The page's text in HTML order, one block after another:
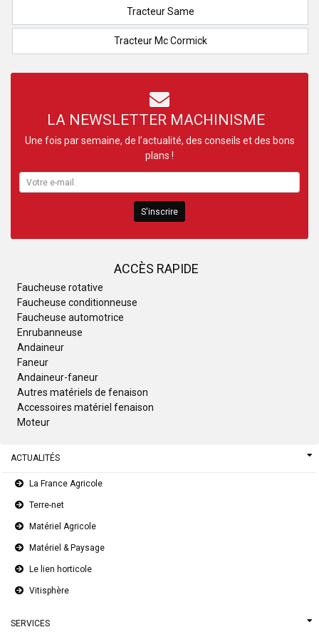
ACCÈS RAPIDE
Faucheuse rotative
Faucheuse conditionneuse
Faucheuse automotrice
Enrubanneuse
Andaineur
Faneur
Andaineur-faneur
Autres matériels de fenaison
Accessoires matériel fenaison
Moteur
Tracteur Same
Tracteur Mc Cormick
LA NEWSLETTER MACHINISME
Une fois par semaine, de l’actualité, des conseils et des bons
plans !
S'inscrire
ACTUALITÉS
La France Agricole
Terre-net
Matériel Agricole
Matériel & Paysage
Le lien horticole
Vitisphère
SERVICES